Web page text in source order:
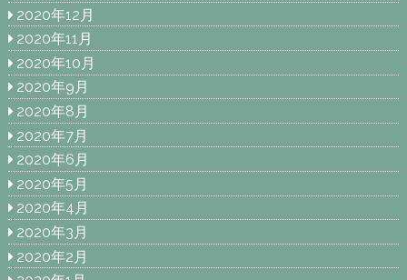
2020年12月
2020年11月
2020年10月
2020年9月
2020年8月
2020年7月
2020年6月
2020年5月
2020年4月
2020年3月
2020年2月